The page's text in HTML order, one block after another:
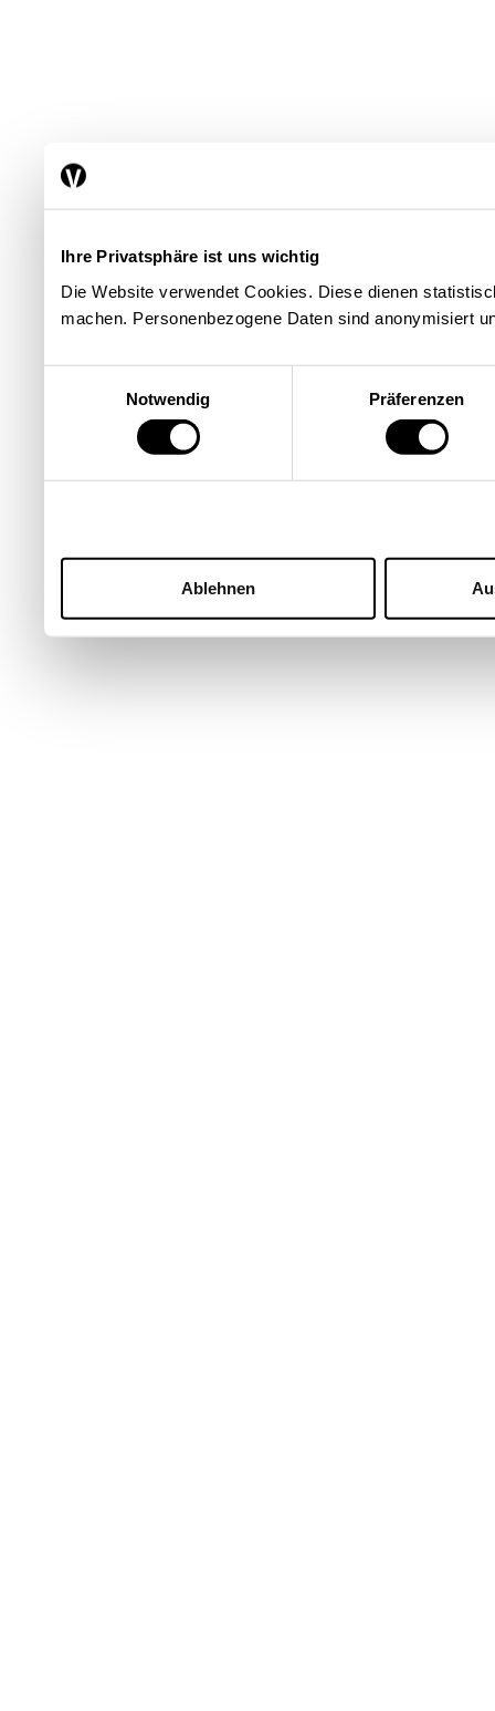
Ihre Privatsphäre ist uns wichtig
Die Website verwendet Cookies. Diese dienen
machen. Personenbezogene Daten sind anonymisiert
Notwendig
Präferenzen
Ablehnen